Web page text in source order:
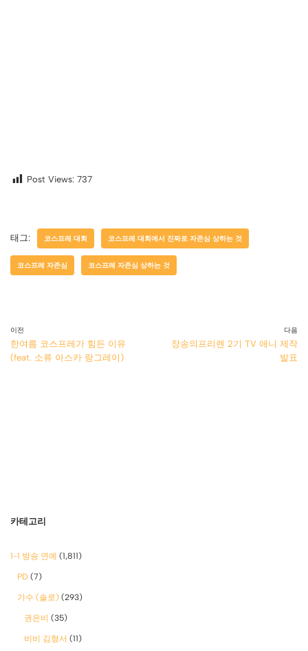
Post Views: 737
태그: 코스프레 대회 코스프레 대회에서 진짜로 자존심 상하는 것
코스프레 자존심 코스프레 자존심 상하는 것
이전
한여름 코스프레가 힘든 이유
(feat. 소류 아스카 랑그레이)
다음
장송의프리렌 2기 TV 애니 제작
발표
카테고리
1-1 방송 연예 (1,811)
PD (7)
가수 (솔로) (293)
권은비 (35)
비비 김형서 (11)